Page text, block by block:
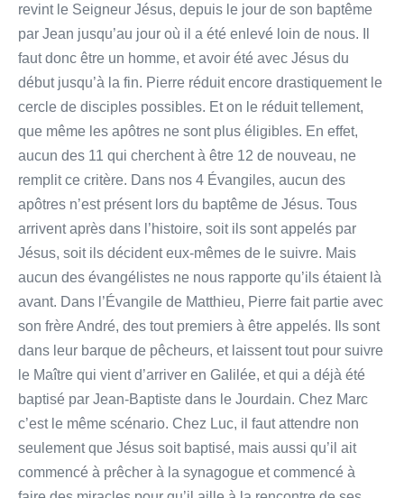
revint le Seigneur Jésus, depuis le jour de son baptême
par Jean jusqu’au jour où il a été enlevé loin de nous. Il
faut donc être un homme, et avoir été avec Jésus du
début jusqu’à la fin. Pierre réduit encore drastiquement le
cercle de disciples possibles. Et on le réduit tellement,
que même les apôtres ne sont plus éligibles. En effet,
aucun des 11 qui cherchent à être 12 de nouveau, ne
remplit ce critère. Dans nos 4 Évangiles, aucun des
apôtres n’est présent lors du baptême de Jésus. Tous
arrivent après dans l’histoire, soit ils sont appelés par
Jésus, soit ils décident eux-mêmes de le suivre. Mais
aucun des évangélistes ne nous rapporte qu’ils étaient là
avant. Dans l’Évangile de Matthieu, Pierre fait partie avec
son frère André, des tout premiers à être appelés. Ils sont
dans leur barque de pêcheurs, et laissent tout pour suivre
le Maître qui vient d’arriver en Galilée, et qui a déjà été
baptisé par Jean-Baptiste dans le Jourdain. Chez Marc
c’est le même scénario. Chez Luc, il faut attendre non
seulement que Jésus soit baptisé, mais aussi qu’il ait
commencé à prêcher à la synagogue et commencé à